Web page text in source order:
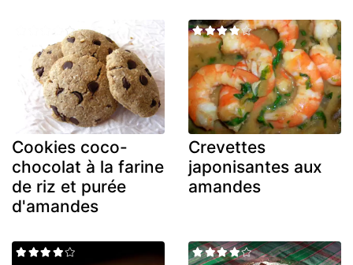
Cookies coco-
chocolat à la farine
de riz et purée
d'amandes
Crevettes
japonisantes aux
amandes